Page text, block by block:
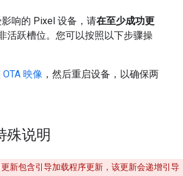
响的 Pixel 设备，请在至少成功更
活跃槽位。您可以按照以下步骤操
OTA 映像 ，然后重启设备，以确保两
殊说明
新包含引导加载程序更新，该更新会递增引导